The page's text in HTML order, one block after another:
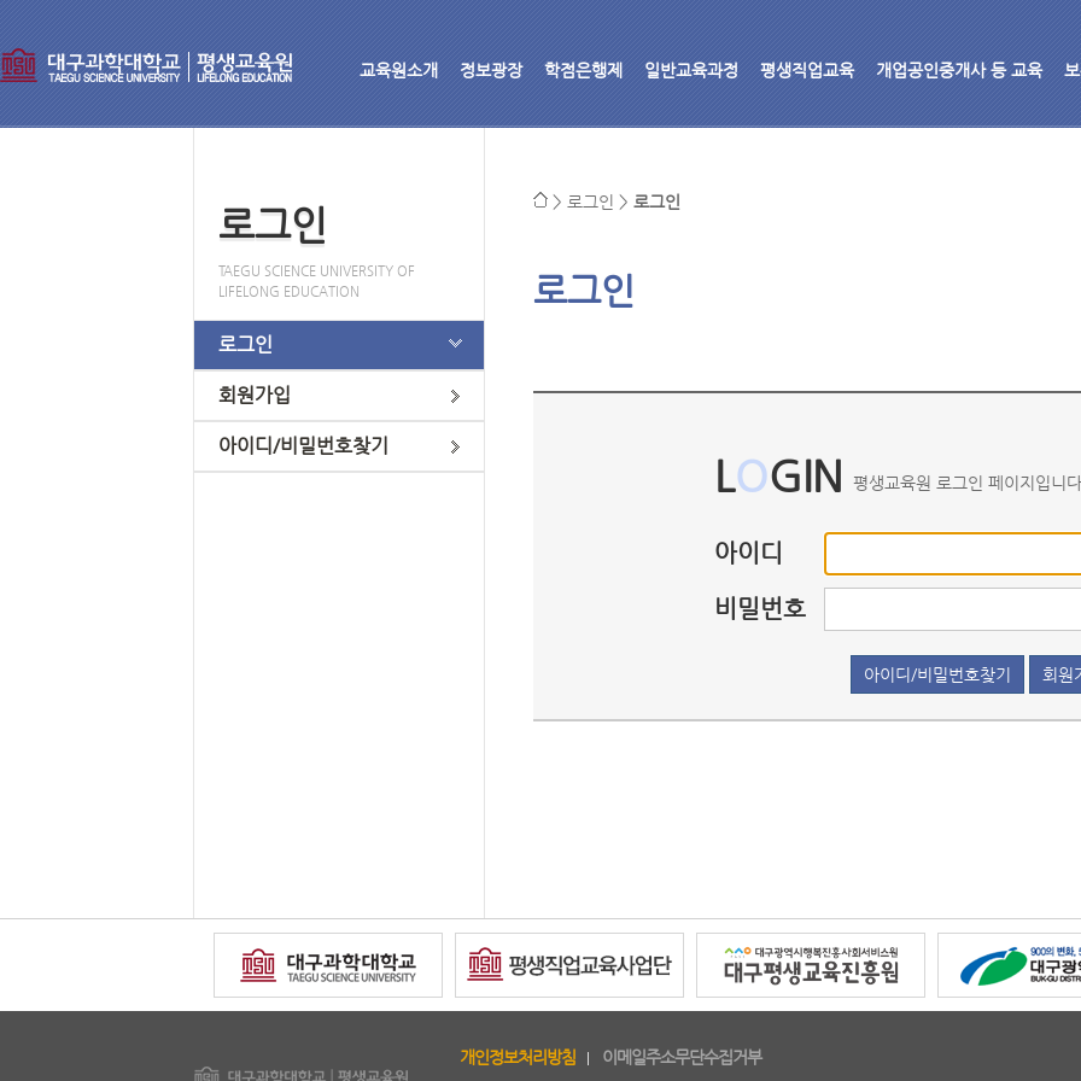
교육원소개 정보광장 학점은행제 일반교육과정 평생직업교육 개업공인중개사 등 교육
로그인
TAEGU SCIENCE UNIVERSITY OF
LIFELONG EDUCATION
로그인
회원가입
아이디/비밀번호찾기
> 로그인 > 로그인
로그인
LOGIN 평생교육원 로그인 페이지입니
아이디
비밀번호
아이디/비밀번호찾기 회원
개인정보처리방침 이메일주소무단수집거부